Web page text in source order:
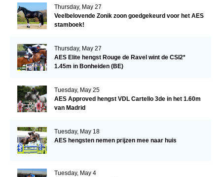
Thursday, May 27
Veelbelovende Zonik zoon goedgekeurd voor het AES
stamboek!
Thursday, May 27
AES Elite hengst Rouge de Ravel wint de CSI2*
1.45m in Bonheiden (BE)
Tuesday, May 25
AES Approved hengst VDL Cartello 3de in het 1.60m
van Madrid
Tuesday, May 18
AES hengsten nemen prijzen mee naar huis
Tuesday, May 4